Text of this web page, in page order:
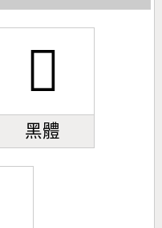
𥷚
黑體